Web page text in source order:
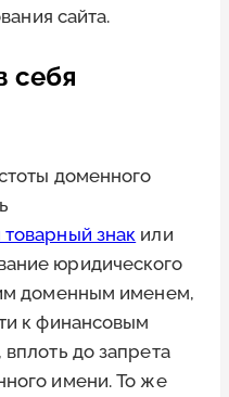
сайта.
себя
доменного
знак или
юридического
доменным именем,
к финансовым
до запрета
имени. То же